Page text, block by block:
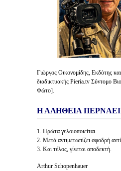
Γιώργος Οικονομίδης, Εκδότης
διαδικτυακής Pieria.tv Σύντομο
Φώτο].
Η ΑΛΗΘΕΙΑ ΠΕΡΝΑΕΙ
1. Πρώτα γελοιοποιείται.
2. Μετά αντιμετωπίζει σφοδρή
3. Και τέλος, γίνεται αποδεκτή.
Arthur Schopenhauer